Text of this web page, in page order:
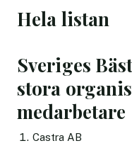
Hela listan
Sveriges
stora
medarbetare
Castra AB